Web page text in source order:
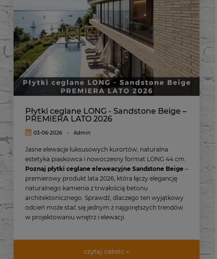
PREMIERA LATO 2026
03-06-2026 Admin
Jasne elewacje luksusowych kurortów, naturalna
estetyka piaskowca i nowoczesny format LONG 44 cm.
Poznaj płytki ceglane eleweacyjne Sandstone Beige
premierowy produkt lata 2026, która łączy elegancję
naturalnego kamienia z trwałością betonu
architektonicznego. Sprawdź, dlaczego ten wyjątkowy
odcień może stać się jednym z najgorętszych trendów